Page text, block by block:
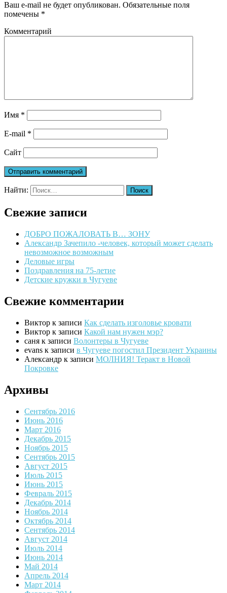
Ваш e-mail не будет опубликован. Обязательные поля
помечены *
Комментарий
Имя *
E-mail *
Сайт
Найти:
Свежие записи
ДОБРО ПОЖАЛОВАТЬ В… ЗОНУ
Александр Зачепило -человек, который может сделать
невозможное возможным
Деловые игры
Поздравления на 75-летие
Детские кружки в Чугуеве
Свежие комментарии
Виктор к записи Как сделать изголовье кровати
Виктор к записи Какой нам нужен мэр?
саня к записи Волонтеры в Чугуеве
evans к записи в Чугуеве погостил Президент Украины
Александр к записи МОЛНИЯ! Теракт в Новой
Покровке
Архивы
Сентябрь 2016
Июнь 2016
Март 2016
Декабрь 2015
Ноябрь 2015
Сентябрь 2015
Август 2015
Июль 2015
Июнь 2015
Февраль 2015
Декабрь 2014
Ноябрь 2014
Октябрь 2014
Сентябрь 2014
Август 2014
Июль 2014
Июнь 2014
Май 2014
Апрель 2014
Март 2014